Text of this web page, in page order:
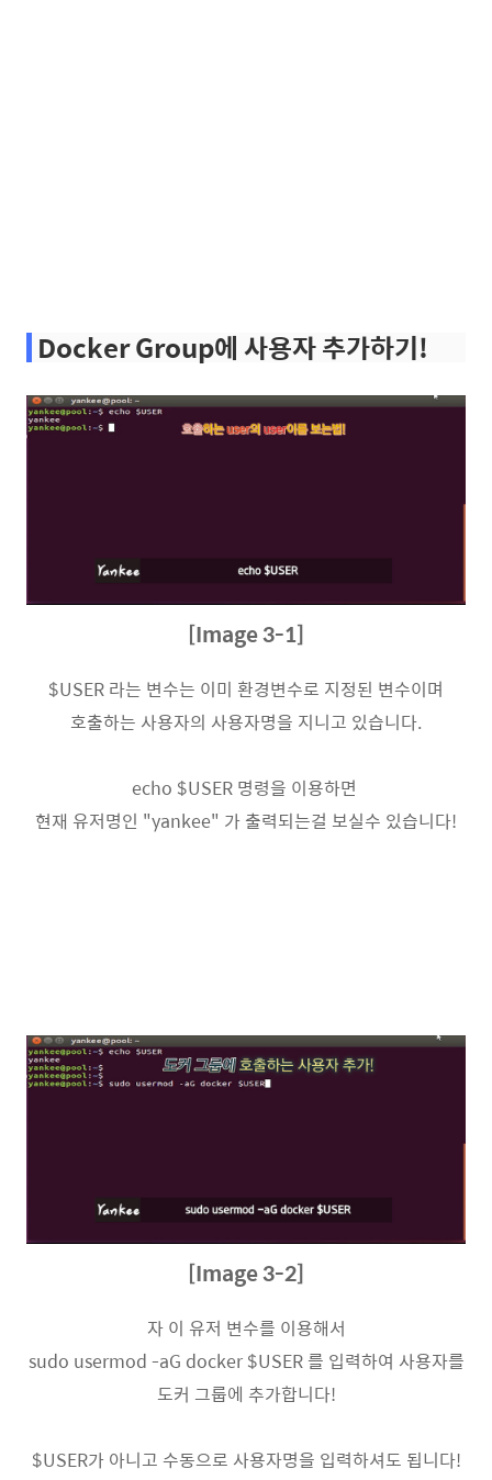
Docker Group에 사용자 추가하기!
[Image 3-1]
$USER 라는 변수는 이미 환경변수로 지정된 변수이며
호출하는 사용자의 사용자명을 지니고 있습니다.
echo $USER 명령을 이용하면
현재 유저명인 "yankee" 가 출력되는걸 보실수 있습니다!
[Image 3-2]
자 이 유저 변수를 이용해서
sudo usermod -aG docker $USER 를 입력하여 사용자를
도커 그룹에 추가합니다!
$USER가 아니고 수동으로 사용자명을 입력하셔도 됩니다!